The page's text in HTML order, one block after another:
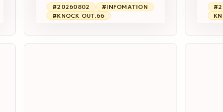
#20260802
#INFOMATION
#KNOCK OUT.66